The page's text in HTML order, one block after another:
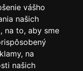
vášho
našich
na to, aby sme
na
našich
hod.